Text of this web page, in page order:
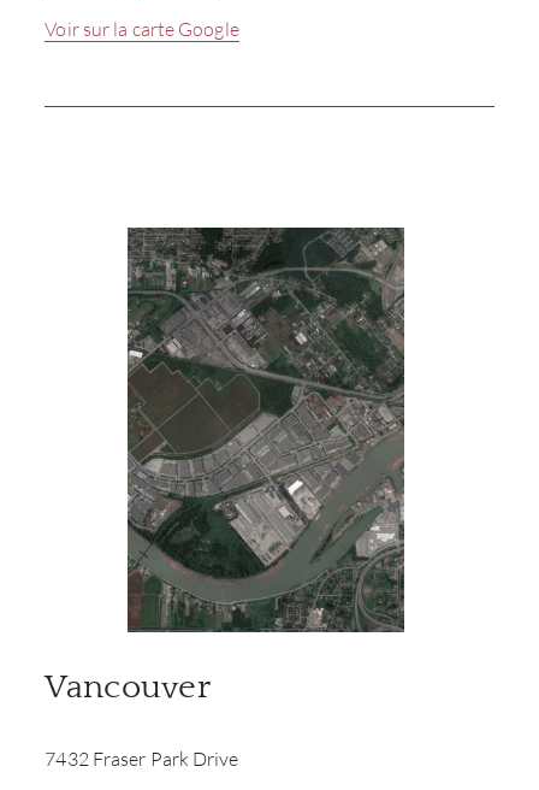
Voir sur la carte Google
Vancouver
7432 Fraser Park Drive